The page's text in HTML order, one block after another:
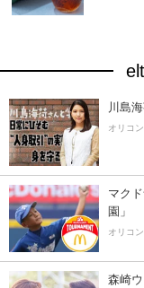
川島
オリコ
マク
園」
オリコ
森崎